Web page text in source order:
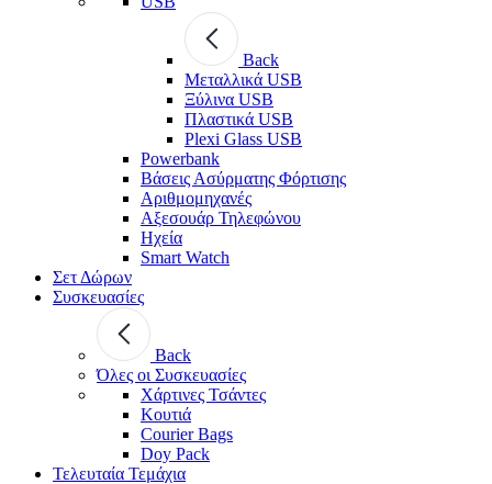
Back
Μεταλλικά USB
Ξύλινα USB
Πλαστικά USB
Plexi Glass USB
Powerbank
Βάσεις Ασύρματης Φόρτισης
Αριθμομηχανές
Αξεσουάρ Τηλεφώνου
Ηχεία
Smart Watch
Σετ Δώρων
Συσκευασίες
Back
Όλες οι Συσκευασίες
Χάρτινες Τσάντες
Κουτιά
Courier Bags
Doy Pack
Τελευταία Τεμάχια